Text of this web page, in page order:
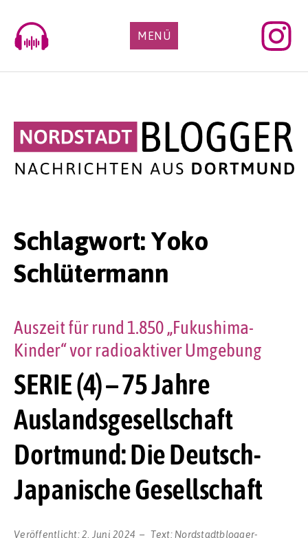
content
MENÜ
Schlagwort:Yoko
Schlütermann
SERIE (4) – 75 Jahre
Auslandsgesellschaft
Dortmund: Die Deutsch-
Japanische Gesellschaft
Auszeit für rund 1.850 „Fukushima-
Kinder“ vor radioaktiver Umgebung
Veröffentlicht:2. Juni 2024 Text: Nordstadtblogger-